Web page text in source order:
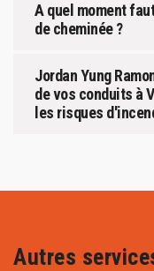
A quel moment
de cheminée ?
Jordan Yung
de vos conduits à
les risques
Autres